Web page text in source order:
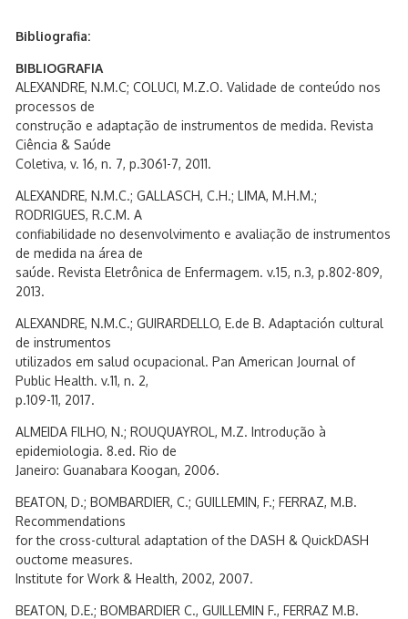
Bibliografia:
BIBLIOGRAFIA
ALEXANDRE, N.M.C; COLUCI, M.Z.O. Validade de conteúdo nos
processos de
construção e adaptação de instrumentos de medida. Revista
Ciência & Saúde
Coletiva, v. 16, n. 7, p.3061-7, 2011.
ALEXANDRE, N.M.C.; GALLASCH, C.H.; LIMA, M.H.M.;
RODRIGUES, R.C.M. A
confiabilidade no desenvolvimento e avaliação de instrumentos
de medida na área de
saúde. Revista Eletrônica de Enfermagem. v.15, n.3, p.802-809,
2013.
ALEXANDRE, N.M.C.; GUIRARDELLO, E.de B. Adaptación cultural
de instrumentos
utilizados em salud ocupacional. Pan American Journal of
Public Health. v.11, n. 2,
p.109-11, 2017.
ALMEIDA FILHO, N.; ROUQUAYROL, M.Z. Introdução à
epidemiologia. 8.ed. Rio de
Janeiro: Guanabara Koogan, 2006.
BEATON, D.; BOMBARDIER, C.; GUILLEMIN, F.; FERRAZ, M.B.
Recommendations
for the cross-cultural adaptation of the DASH & QuickDASH
ouctome measures.
Institute for Work & Health, 2002, 2007.
BEATON, D.E.; BOMBARDIER C., GUILLEMIN F., FERRAZ M.B.